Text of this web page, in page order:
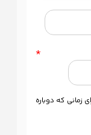
که دوباره